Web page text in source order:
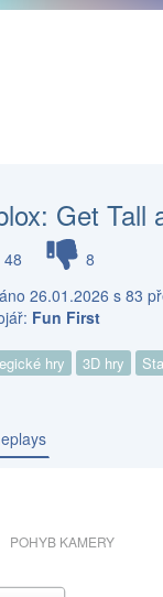
Get Tall
48
8
26.01.2026 s 83
Fun First
hry 3D hry
POHYB KAMERY